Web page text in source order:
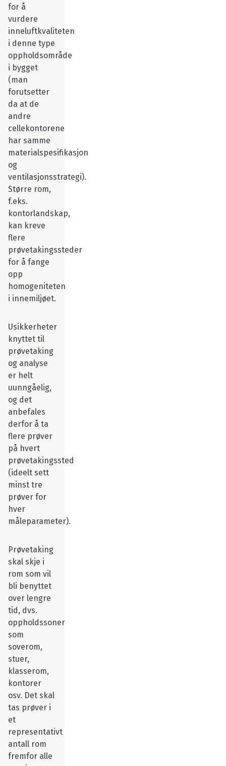
for å
vurdere
inneluftkvaliteten
i denne type
oppholdsområde
i bygget
(man
forutsetter
da at de
andre
cellekontorene
har samme
materialspesifikasjon
og
ventilasjonsstrategi).
Større rom,
f.eks.
kontorlandskap,
kan kreve
flere
prøvetakingssteder
for å fange
opp
homogeniteten
i innemiljøet.
Usikkerheter
knyttet til
prøvetaking
og analyse
er helt
uunngåelig,
og det
anbefales
derfor å ta
flere prøver
på hvert
prøvetakingssted
(ideelt sett
minst tre
prøver for
hver
måleparameter).
Prøvetaking
skal skje i
rom som vil
bli benyttet
over lengre
tid, dvs.
oppholdssoner
som
soverom,
stuer,
klasserom,
kontorer
osv. Det skal
tas prøver i
et
representativt
antall rom
fremfor alle